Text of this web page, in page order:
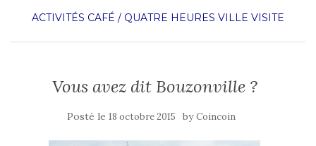
ACTIVITÉS CAFÉ / QUATRE HEURES VILLE VISITE
Vous avez dit Bouzonville ?
Posté le 18 octobre 2015 byCoincoin